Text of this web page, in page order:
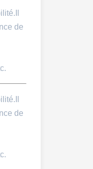
de
de